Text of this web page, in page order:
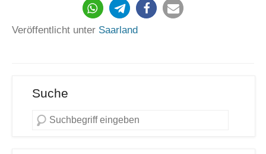
470
Veröffentlicht unter Saarland
Suche